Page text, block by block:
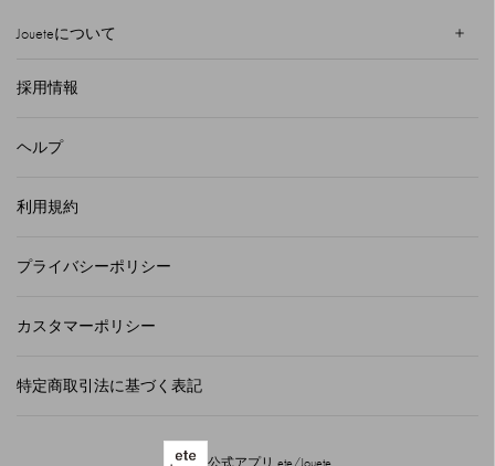
Joueteについて
採用情報
ヘルプ
利用規約
プライバシーポリシー
カスタマーポリシー
特定商取引法に基づく表記
公式アプリ ete/Jouete